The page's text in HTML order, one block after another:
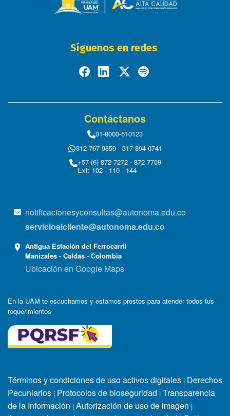
Síguenos en redes
Contáctanos
01-8000-510123
312 767 9859 - 317 894 0741
+57 (6) 872 7272 - 872 7709
Ext: 102 - 110 - 144
notificacionesyconsultas@autonoma.edu.co
servicioalcliente@autonoma.edu.co
Antigua Estación del Ferrocarril
Manizales - Caldas - Colombia
Ubicación en Google Maps
En la UAM te escuchamos y estamos prestos para atender todos tus
requerimientos
Términos y condiciones de uso activos digitales | Derechos
Pecuniarios | Protocolos de bioseguridad | Transparencia
de la Información | Autorización de uso de imagen |